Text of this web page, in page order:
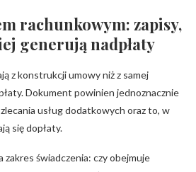
rachunkowym: zapisy,
generują nadpłaty
z konstrukcji umowy niż z samej
Dokument powinien jednoznacznie
usług dodatkowych oraz to, w
się dopłaty.
zakres świadczenia: czy obejmuje